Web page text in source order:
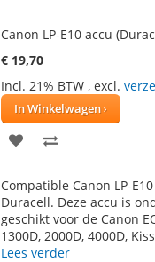
Canon LP-E10 accu
€ 19,70
Incl. 21% BTW , excl.
In Winkelwagen
VOEG
AAN
VERLANGLIJST
TE
VERGELIJKEN
Compatible Canon LP-
Duracell. Deze accu is
geschikt voor de Canon
1300D, 2000D, 4000D,
Lees verder